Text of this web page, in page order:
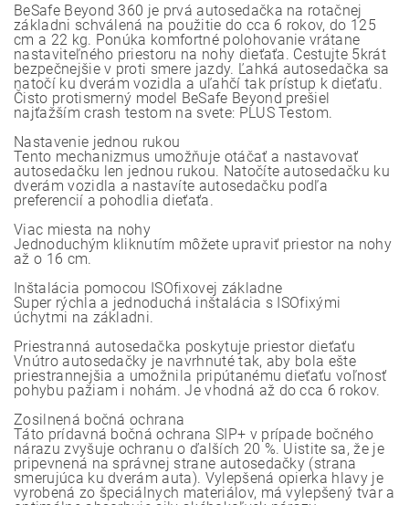
BeSafe Beyond 360 je prvá autosedačka na rotačnej
základni schválená na použitie do cca 6 rokov, do 125
cm a 22 kg. Ponúka komfortné polohovanie vrátane
nastaviteľného priestoru na nohy dieťaťa. Cestujte 5krát
bezpečnejšie v proti smere jazdy. Ľahká autosedačka sa
natočí ku dverám vozidla a uľahčí tak prístup k dieťaťu.
Čisto protismerný model BeSafe Beyond prešiel
najťažším crash testom na svete: PLUS Testom.
Nastavenie jednou rukou
Tento mechanizmus umožňuje otáčať a nastavovať
autosedačku len jednou rukou. Natočíte autosedačku ku
dverám vozidla a nastavíte autosedačku podľa
preferencií a pohodlia dieťaťa.
Viac miesta na nohy
Jednoduchým kliknutím môžete upraviť priestor na nohy
až o 16 cm.
Inštalácia pomocou ISOfixovej základne
Super rýchla a jednoduchá inštalácia s ISOfixými
úchytmi na základni.
Priestranná autosedačka poskytuje priestor dieťaťu
Vnútro autosedačky je navrhnuté tak, aby bola ešte
priestrannejšia a umožnila pripútanému dieťaťu voľnosť
pohybu pažiam i nohám. Je vhodná až do cca 6 rokov.
Zosilnená bočná ochrana
Táto prídavná bočná ochrana SIP+ v prípade bočného
nárazu zvyšuje ochranu o ďalších 20 %. Uistite sa, že je
pripevnená na správnej strane autosedačky (strana
smerujúca ku dverám auta). Vylepšená opierka hlavy je
vyrobená zo špeciálnych materiálov, má vylepšený tvar a